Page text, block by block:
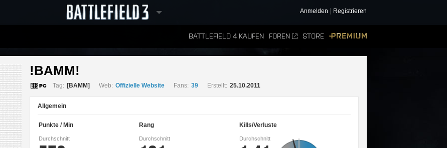
Anmelden Registrieren
BATTLEFIELD 4 KAUFEN FOREN STORE
RANGLISTEN
!BAMM!
Tag: [BAMM] Web: Offizielle Website Fans: 39 Erstellt: 25.10.2011
Allgemein
Punkte / Min
Durchschnitt
Rang
Durchschnitt
Kills/Verluste
Durchschnitt